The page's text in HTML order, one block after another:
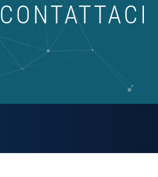
CONTATTACI